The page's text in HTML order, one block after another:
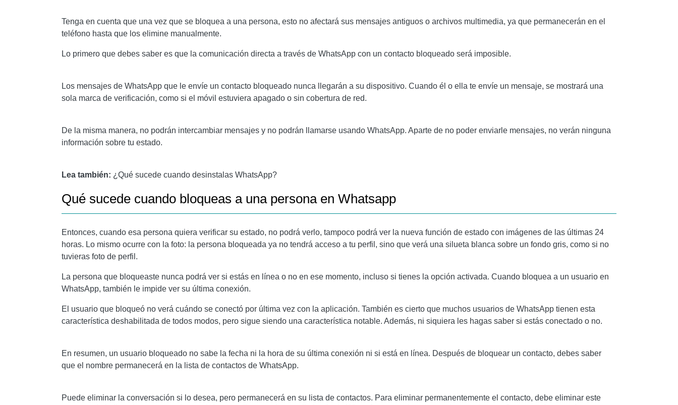
Tenga en cuenta que una vez que se bloquea a una persona, esto no afectará sus mensajes antiguos o archivos multimedia, ya que permanecerán en el
teléfono hasta que los elimine manualmente.
Lo primero que debes saber es que la comunicación directa a través de WhatsApp con un contacto bloqueado será imposible.
Los mensajes de WhatsApp que le envíe un contacto bloqueado nunca llegarán a su dispositivo. Cuando él o ella te envíe un mensaje, se mostrará una
sola marca de verificación, como si el móvil estuviera apagado o sin cobertura de red.
De la misma manera, no podrán intercambiar mensajes y no podrán llamarse usando WhatsApp. Aparte de no poder enviarle mensajes, no verán ninguna
información sobre tu estado.
Lea también: ¿Qué sucede cuando desinstalas WhatsApp?
Qué sucede cuando bloqueas a una persona en Whatsapp
Entonces, cuando esa persona quiera verificar su estado, no podrá verlo, tampoco podrá ver la nueva función de estado con imágenes de las últimas 24
horas. Lo mismo ocurre con la foto: la persona bloqueada ya no tendrá acceso a tu perfil, sino que verá una silueta blanca sobre un fondo gris, como si no
tuvieras foto de perfil.
La persona que bloqueaste nunca podrá ver si estás en línea o no en ese momento, incluso si tienes la opción activada. Cuando bloquea a un usuario en
WhatsApp, también le impide ver su última conexión.
El usuario que bloqueó no verá cuándo se conectó por última vez con la aplicación. También es cierto que muchos usuarios de WhatsApp tienen esta
característica deshabilitada de todos modos, pero sigue siendo una característica notable. Además, ni siquiera les hagas saber si estás conectado o no.
En resumen, un usuario bloqueado no sabe la fecha ni la hora de su última conexión ni si está en línea. Después de bloquear un contacto, debes saber
que el nombre permanecerá en la lista de contactos de WhatsApp.
Puede eliminar la conversación si lo desea, pero permanecerá en su lista de contactos. Para eliminar permanentemente el contacto, debe eliminar este